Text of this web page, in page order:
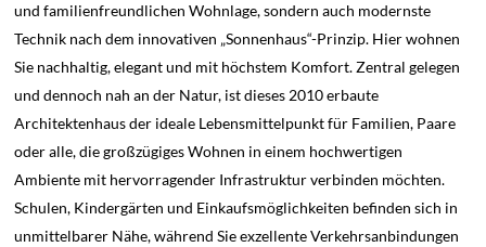
und familienfreundlichen Wohnlage, sondern auch modernste
Technik nach dem innovativen „Sonnenhaus“-Prinzip. Hier wohnen
Sie nachhaltig, elegant und mit höchstem Komfort. Zentral gelegen
und dennoch nah an der Natur, ist dieses 2010 erbaute
Architektenhaus der ideale Lebensmittelpunkt für Familien, Paare
oder alle, die großzügiges Wohnen in einem hochwertigen
Ambiente mit hervorragender Infrastruktur verbinden möchten.
Schulen, Kindergärten und Einkaufsmöglichkeiten befinden sich in
unmittelbarer Nähe, während Sie exzellente Verkehrsanbindungen